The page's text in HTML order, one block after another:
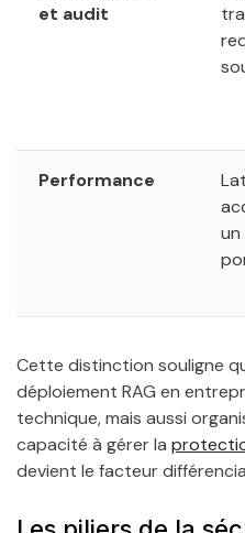
et audit
Performance
un
Cette distinction souligne
déploiement RAG en
technique, mais aussi
capacité à gérer la
devient le facteur